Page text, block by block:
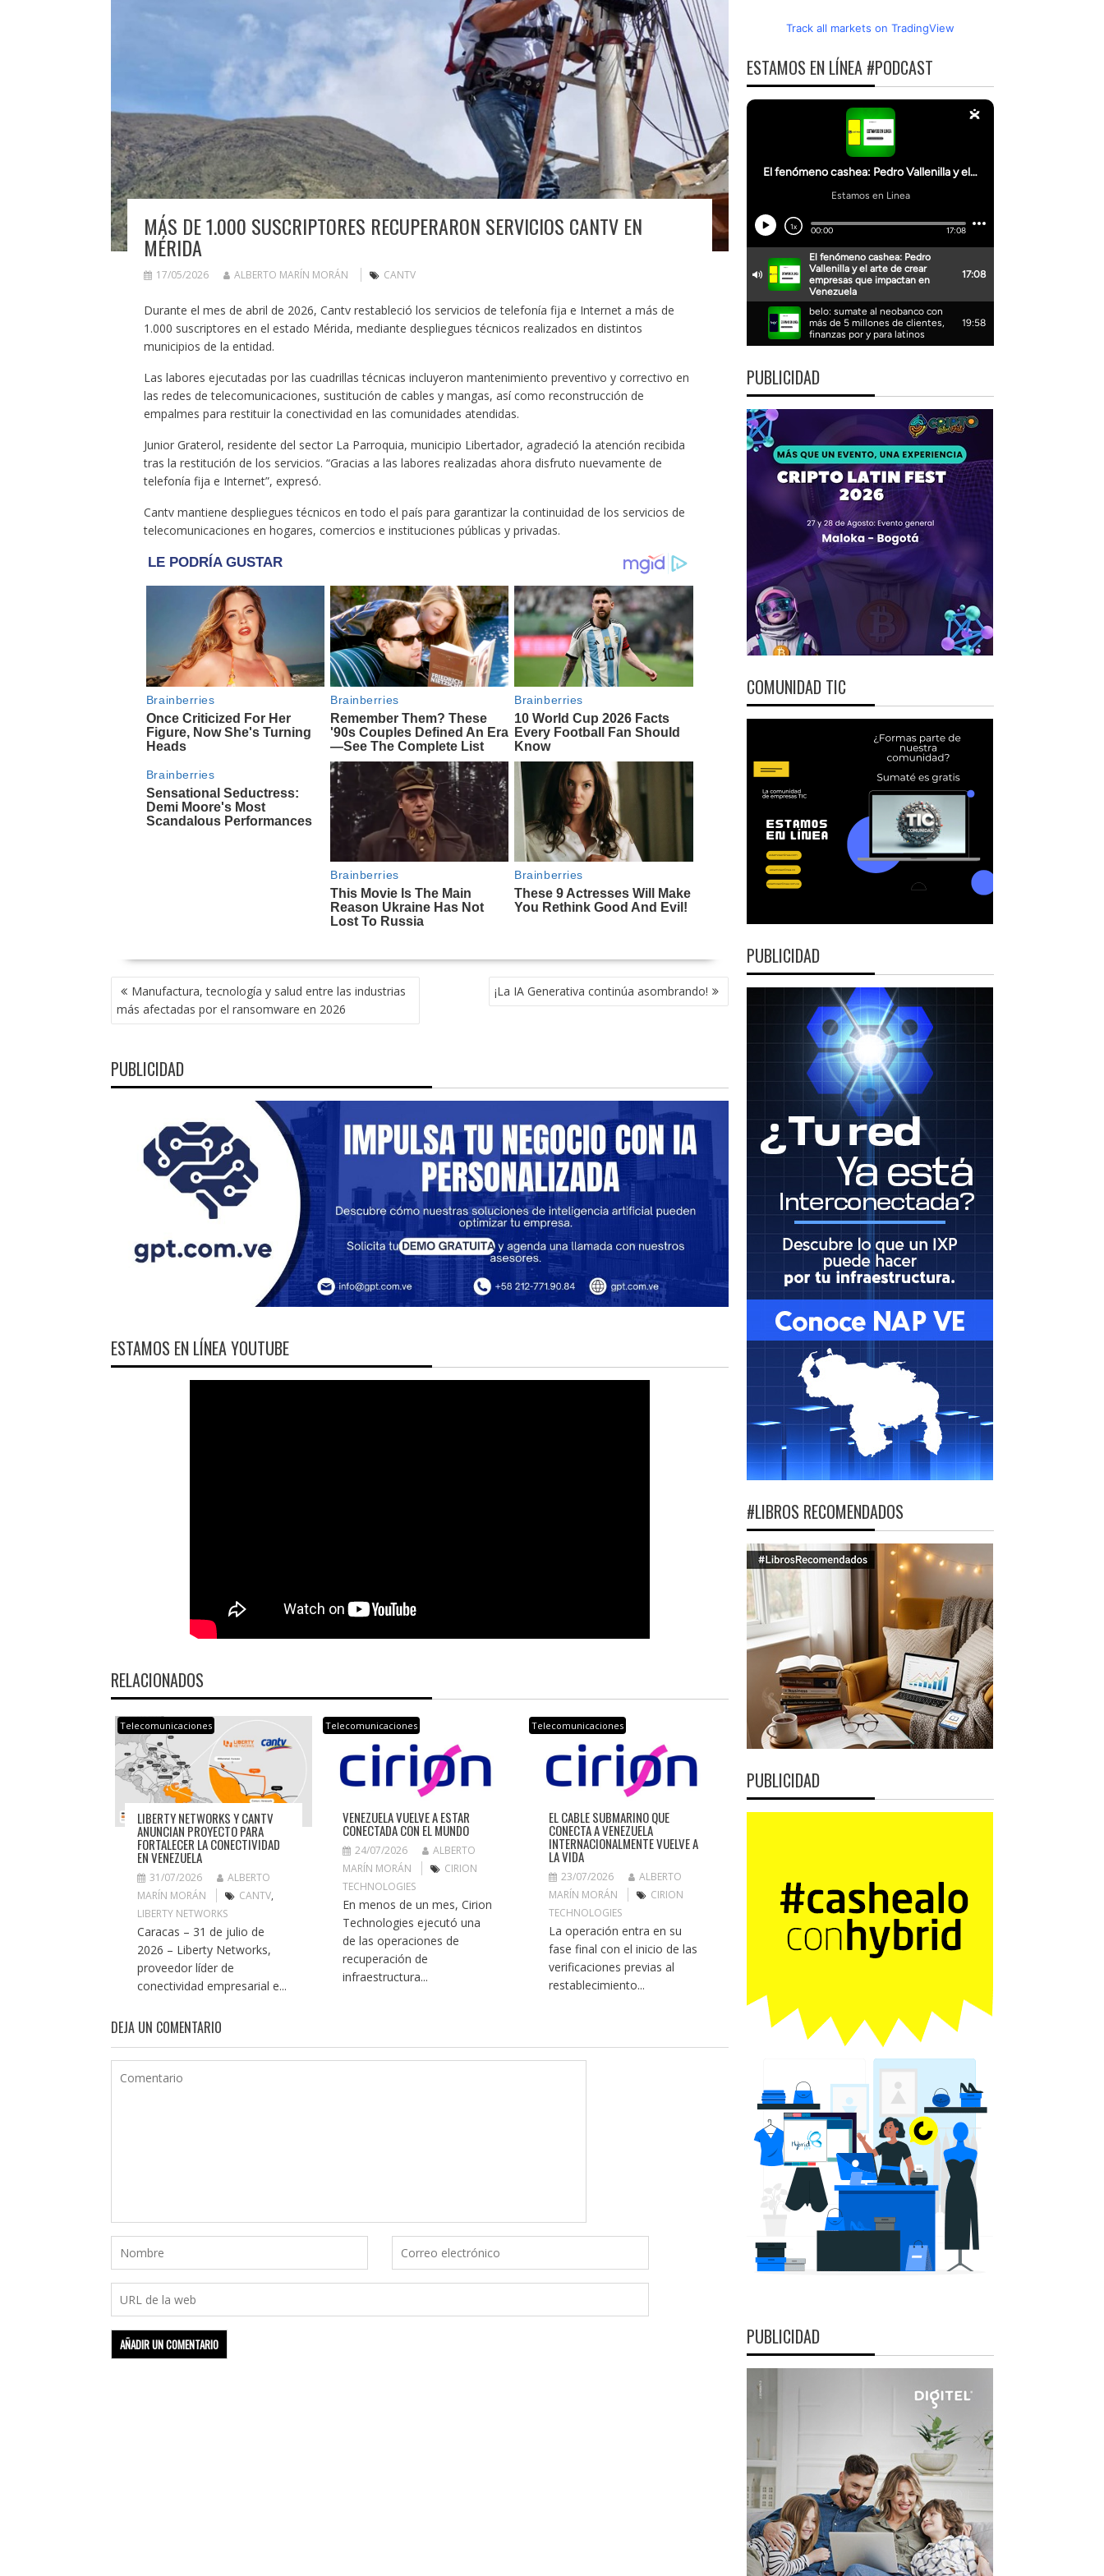
MÁS DE 1.000 SUSCRIPTORES RECUPERARON SERVICIOS CANTV EN
MÉRIDA
17/05/2026 ALBERTO MARÍN MORÁN CANTV
Durante el mes de abril de 2026, Cantv restableció los servicios de telefonía fija e Internet a más de
1.000 suscriptores en el estado Mérida, mediante despliegues técnicos realizados en distintos
municipios de la entidad.
Las labores ejecutadas por las cuadrillas técnicas incluyeron mantenimiento preventivo y correctivo en
las redes de telecomunicaciones, sustitución de cables y mangas, así como reconstrucción de
empalmes para restituir la conectividad en las comunidades atendidas.
Junior Graterol, residente del sector La Parroquia, municipio Libertador, agradeció la atención recibida
tras la restitución de los servicios. “Gracias a las labores realizadas ahora disfruto nuevamente de
telefonía fija e Internet”, expresó.
Cantv mantiene despliegues técnicos en todo el país para garantizar la continuidad de los servicios de
telecomunicaciones en hogares, comercios e instituciones públicas y privadas.
NAVEGACIÓN
DE
ENTRADAS
Manufactura, tecnología y salud entre las industrias
más afectadas por el ransomware en 2026
¡La IA Generativa continúa asombrando!
PUBLICIDAD
ESTAMOS EN LÍNEA YOUTUBE
RELACIONADOS
Telecomunicaciones
LIBERTY NETWORKS Y CANTV
ANUNCIAN PROYECTO PARA
FORTALECER LA CONECTIVIDAD
EN VENEZUELA
31/07/2026
ALBERTO
MARÍN MORÁN
CANTV,
LIBERTY NETWORKS
Caracas – 31 de julio de
2026 – Liberty Networks,
proveedor líder de
conectividad empresarial e...
Telecomunicaciones
VENEZUELA VUELVE A ESTAR
CONECTADA CON EL MUNDO
24/07/2026
ALBERTO
MARÍN MORÁN
CIRION
TECHNOLOGIES
En menos de un mes, Cirion
Technologies ejecutó una
de las operaciones de
recuperación de
infraestructura...
Telecomunicaciones
EL CABLE SUBMARINO QUE
CONECTA A VENEZUELA
INTERNACIONALMENTE VUELVE A
LA VIDA
23/07/2026
ALBERTO
MARÍN MORÁN
CIRION
TECHNOLOGIES
La operación entra en su
fase final con el inicio de las
verificaciones previas al
restablecimiento...
DEJA UN COMENTARIO
Track all markets on TradingView
ESTAMOS EN LÍNEA #PODCAST
PUBLICIDAD
COMUNIDAD TIC
PUBLICIDAD
#LIBROS RECOMENDADOS
PUBLICIDAD
PUBLICIDAD